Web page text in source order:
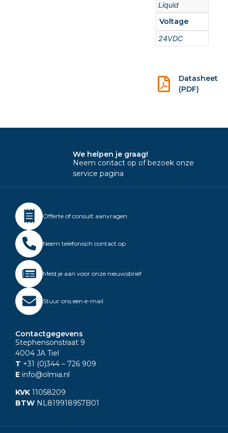
Liquid
Voltage
24VDC
Datasheet
(PDF)
We helpen je graag!
Neem contact op of bezoek onze
service pagina
Offerte of consult aanvragen
Neem telefonisch contact op
Meld je aan voor onze nieuwsbrief
Stuur ons een e-mail
Contactgegevens
Stephensonstraat 9
4004 JA Tiel
T +31 (0)344 – 726 909
E info@olmia.nl
KVK 11058209
BTW NL819918957B01